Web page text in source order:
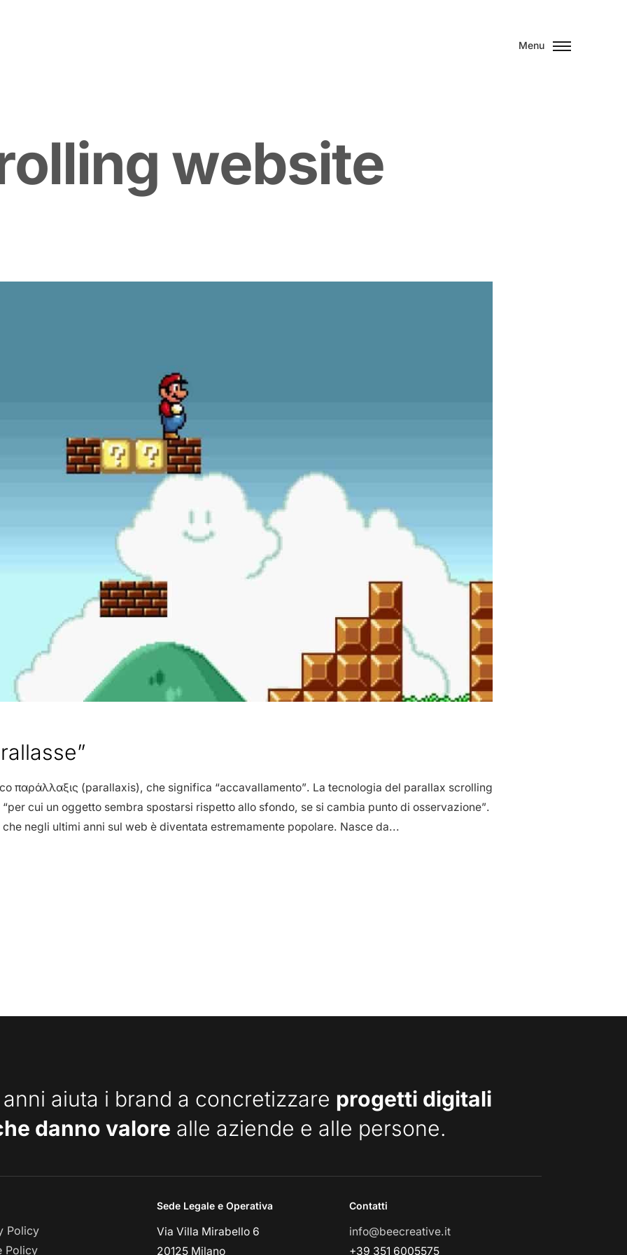
Menu
olling website
παράλλαξις (parallaxis), che significa “accavallamento”. La tecnologia del parallax scrolling
cui un oggetto sembra spostarsi rispetto allo sfondo, se si cambia punto di osservazione”.
negli ultimi anni sul web è diventata estremamente popolare. Nasce da...
aiuta i brand a concretizzare progetti digitali
danno valore alle aziende e alle persone.
Policy
Policy
Sede Legale e Operativa
Via Villa Mirabello 6
20125 Milano
Contatti
info@beecreative.it
+39 351 6005575